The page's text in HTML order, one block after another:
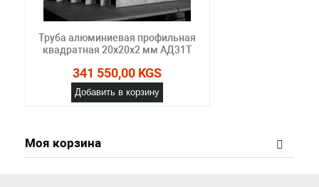
Труба алюминиевая профильная
квадратная 20х20х2 мм АД31Т
341 550,00 KGS
Добавить в корзину
Моя корзина